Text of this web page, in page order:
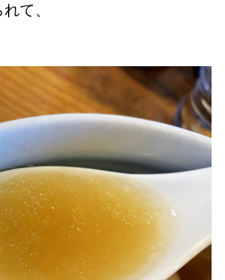
て、